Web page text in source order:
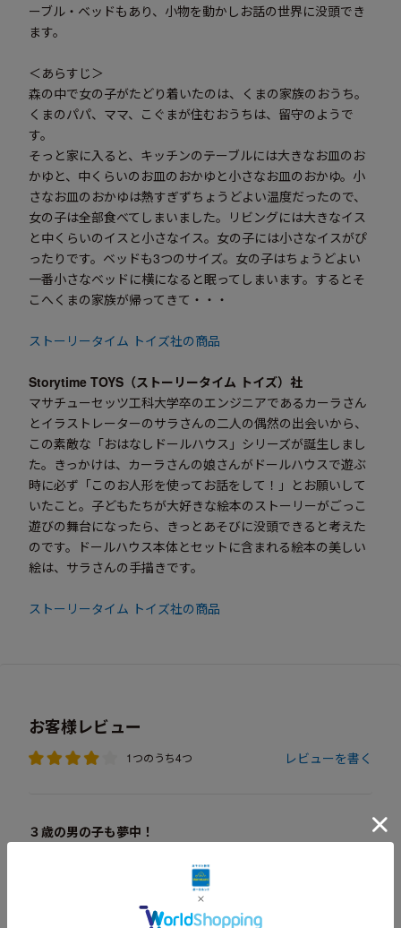
ーブル・ベッドもあり、小物を動かしお話の世界に没頭でき
ます。
＜あらすじ＞
森の中で女の子がたどり着いたのは、くまの家族のおうち。
くまのパパ、ママ、こぐまが住むおうちは、留守のようで
す。
そっと家に入ると、キッチンのテーブルには大きなお皿のお
かゆと、中くらいのお皿のおかゆと小さなお皿のおかゆ。小
さなお皿のおかゆは熱すぎずちょうどよい温度だったので、
女の子は全部食べてしまいました。リビングには大きなイス
と中くらいのイスと小さなイス。女の子には小さなイスがぴ
ったりです。ベッドも3つのサイズ。女の子はちょうどよい
一番小さなベッドに横になると眠ってしまいます。するとそ
こへくまの家族が帰ってきて・・・
ストーリータイム トイズ社の商品
Storytime TOYS （ストーリータイム トイズ）社
マサチューセッツ工科大学卒のエンジニアであるカーラさん
とイラストレーターのサラさんの二人の偶然の出会いから、
この素敵な「おはなしドールハウス」シリーズが誕生しまし
た。きっかけは、カーラさんの娘さんがドールハウスで遊ぶ
時に必ず「このお人形を使ってお話をして！」とお願いして
いたこと。子どもたちが大好きな絵本のストーリーがごっこ
遊びの舞台になったら、きっとあそびに没頭できると考えた
のです。ドールハウス本体とセットに含まれる絵本の美しい
絵は、サラさんの手描きです。
ストーリータイム トイズ社の商品
お客様レビュー
1つのうち4つ レビューを書く
３歳の男の子も夢中！
「おはなしドールハウス 三匹のくま」はベットやテーブル
が入っているので、物語に合わせてクマや小物を動かすこと